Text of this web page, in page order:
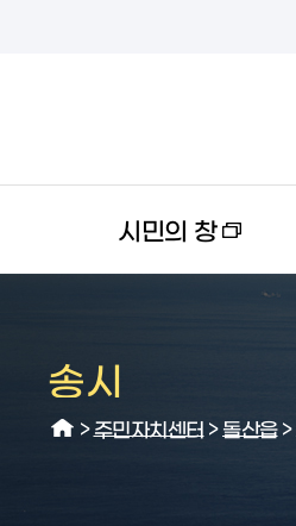
시민의 창
송시
> 주민자치센터 > 돌산읍>